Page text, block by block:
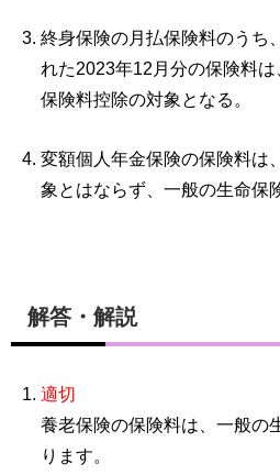
終身保険の月払保険料のうち
れた2023年12月分の保険料
保険料控除の対象となる。
変額個人年金保険の保険料は
象とはならず、一般の生命保
解答・解説
適切
養老保険の保険料は、一般の
ります。